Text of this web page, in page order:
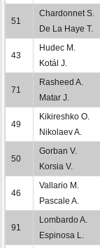
51
Chardonnet S.
De La Haye T.
43
Hudec M.
Kotál J.
71
Rasheed A.
Matar J.
49
Kikireshko O.
Nikolaev A.
50
Gorban V.
Korsia V.
46
Vallario M.
Pascale A.
91
Lombardo A.
Espinosa L.